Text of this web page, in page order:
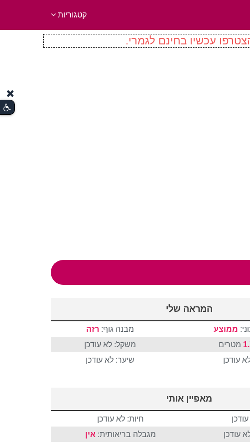
קטגוריות
עכשיו בחינם לגמרי.
המראה שלי
ממוצע מבנה גוף: רזה
מטרים
משקל: לא עודכן
עודכן
שיער: לא עודכן
מאפיין אותי
חיות: לא עודכן
עודכן
מגבלה בריאותית: אין